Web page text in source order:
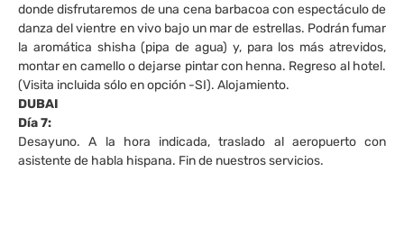
donde disfrutaremos de una cena barbacoa con espectáculo de
danza del vientre en vivo bajo un mar de estrellas. Podrán fumar
la aromática shisha (pipa de agua) y, para los más atrevidos,
montar en camello o dejarse pintar con henna. Regreso al hotel.
(Visita incluida sólo en opción -SI). Alojamiento.
DUBAI
Día 7:
Desayuno. A la hora indicada, traslado al aeropuerto con
asistente de habla hispana. Fin de nuestros servicios.